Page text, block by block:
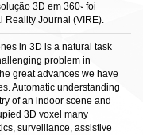
3D em 360◦ foi
Reality Journal (VIRE).
in 3D is a natural task
problem in
great advances we have
Automatic understanding
of an indoor scene and
3D voxel many
surveillance, assistive